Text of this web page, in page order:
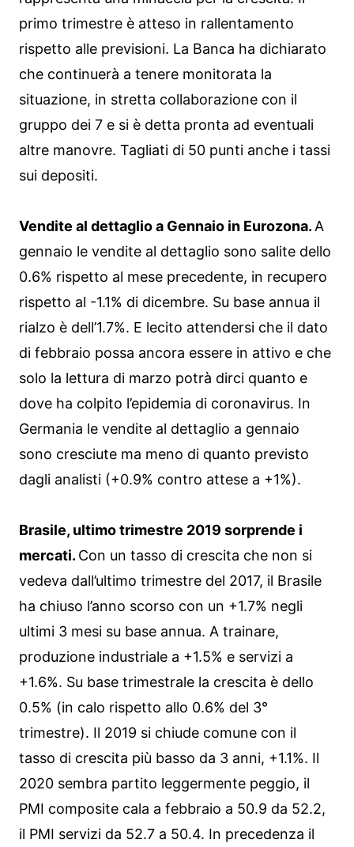
primo trimestre è atteso in rallentamento
rispetto alle previsioni. La Banca ha dichiarato
che continuerà a tenere monitorata la
situazione, in stretta collaborazione con il
gruppo dei 7 e si è detta pronta ad eventuali
altre manovre. Tagliati di 50 punti anche i tassi
sui depositi.
Vendite al dettaglio a Gennaio in Eurozona.A
gennaio le vendite al dettaglio sono salite dello
0.6% rispetto al mese precedente, in recupero
rispetto al -1.1% di dicembre. Su base annua il
rialzo è dell’1.7%. E lecito attendersi che il dato
di febbraio possa ancora essere in attivo e che
solo la lettura di marzo potrà dirci quanto e
dove ha colpito l’epidemia di coronavirus. In
Germania le vendite al dettaglio a gennaio
sono cresciute ma meno di quanto previsto
dagli analisti (+0.9% contro attese a +1%).
Brasile, ultimo trimestre 2019 sorprende i
mercati. Con un tasso di crescita che non si
vedeva dall’ultimo trimestre del 2017, il Brasile
ha chiuso l’anno scorso con un +1.7% negli
ultimi 3 mesi su base annua. A trainare,
produzione industriale a +1.5% e servizi a
+1.6%. Su base trimestrale la crescita è dello
0.5% (in calo rispetto allo 0.6% del 3°
trimestre). Il 2019 si chiude comune con il
tasso di crescita più basso da 3 anni, +1.1%. Il
2020 sembra partito leggermente peggio, il
PMI composite cala a febbraio a 50.9 da 52.2,
il PMI servizi da 52.7 a 50.4. In precedenza il